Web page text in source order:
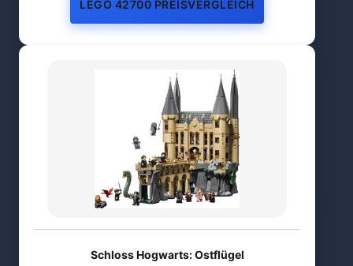
LEGO 42700 PREISVERGLEICH
Schloss Hogwarts: Ostflügel